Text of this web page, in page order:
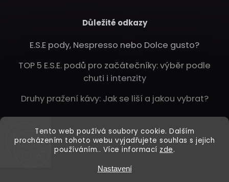
Tento web používá soubory cookie. Dalším
procházením tohoto webu vyjadřujete souhlas s jejich
používáním.. Více informací zde.
Nastavení
Důležité odkazy
E.S.E pody, Nespresso nebo Dolce gusto?
TOP 5 E.S.E. podů pro začátečníky: výběr podle
chuti i intenzity
Druhy pražení kávy: Jak se liší a jakou vybrat?
Instagram
Dejsikafe.cz. Všechna práva vyhrazena.